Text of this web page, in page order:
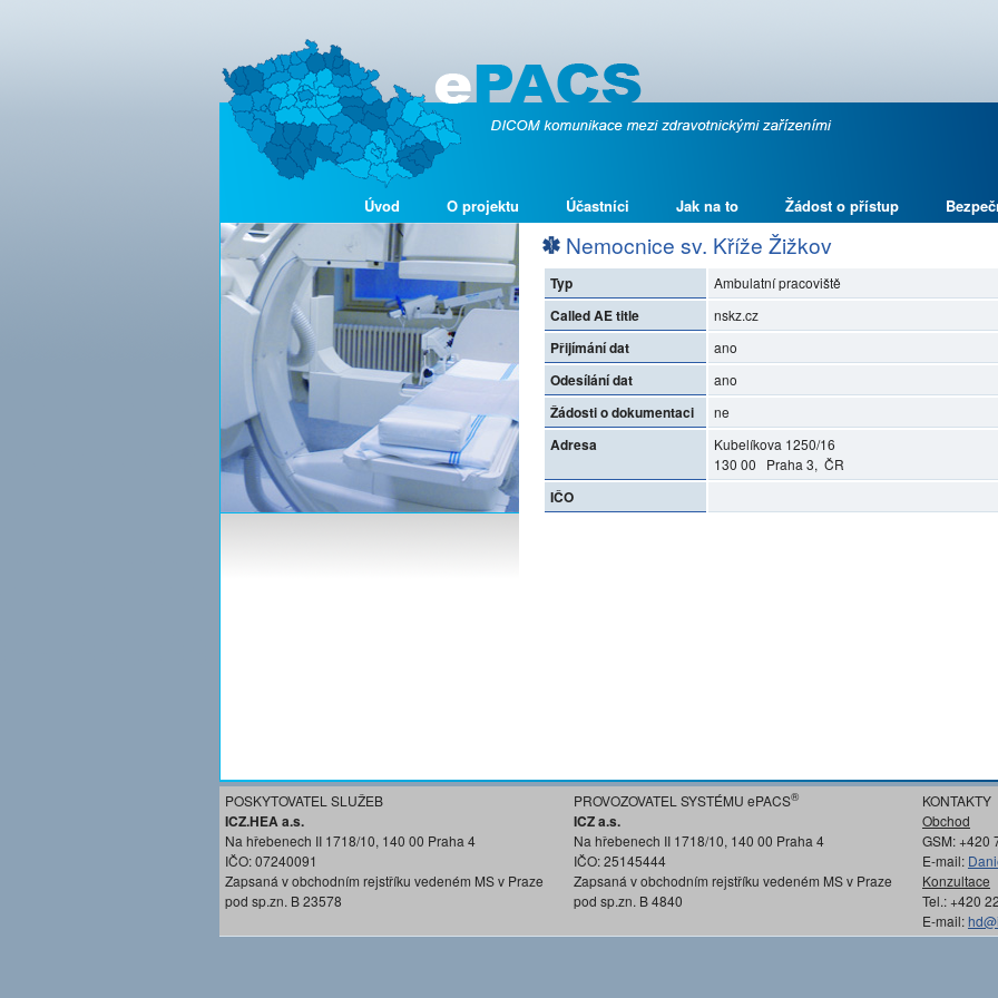
Úvod O projektu Účastníci Jak na to Žádost o přístup
Nemocnice sv. Kříže Žižkov
Typ Ambulatní pracoviště
Called AE title nskz.cz
Přijímání dat ano
Odesílání dat ano
Žádosti o dokumentaci ne
Adresa
Kubelíkova 1250/16
130 00 Praha 3, ČR
IČO
POSKYTOVATEL SLUŽEB
ICZ.HEA a.s.
Na hřebenech II 1718/10, 140 00 Praha 4
IČO: 07240091
Zapsaná v obchodním rejstříku vedeném MS v Praze
pod sp.zn. B 23578
PROVOZOVATEL SYSTÉMU ePACS®
ICZ a.s.
Na hřebenech II 1718/10, 140 00 Praha 4
IČO: 25145444
Zapsaná v obchodním rejstříku vedeném MS v Praze
pod sp.zn. B 4840
KONTAKTY
Obchod
GSM: +420
E-mail:
Konzultace
Tel.: +420
E-mail: